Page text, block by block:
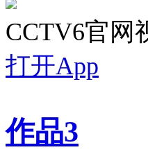
CCTV6官网
打开App
作品3